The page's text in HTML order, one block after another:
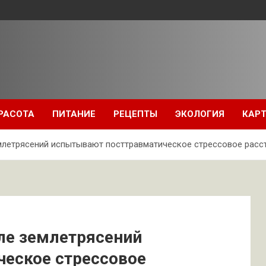
ПИТАНИЕ РЕЦЕПТЫ ЭКОЛОГИЯ
испытывают посттравматическое стрессовое
землетрясений
стрессовое